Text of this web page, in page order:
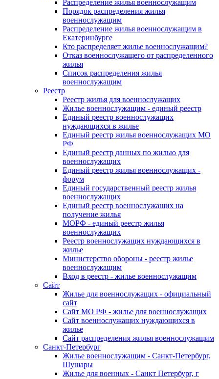
Распределение жилья военнослужащим
Порядок распределения жилья
военнослужащим
Распределение жилья военнослужащим в
Екатеринбурге
Кто распределяет жилье военнослужащим?
Отказ военнослужащего от распределенного
жилья
Список распределения жилья
военнослужащим
Реестр
Реестр жилья для военнослужащих
Жилье военнослужащим - единый реестр
Единый реестр военнослужащих
нуждающихся в жилье
Единый реестр жилья военнослужащих МО
РФ
Единый реестр данных по жилью для
военнослужащих
Единый реестр жилья военнослужащих -
форум
Единый государственный реестр жилья
военнослужащих
Единый реестр военнослужащих на
получение жилья
МОРФ - единый реестр жилья
военнослужащих
Реестр военнослужащих нуждающихся в
жилье
Министерство обороны - реестр жилье
военнослужащим
Вход в реестр - жилье военнослужащим
Сайт
Жилье для военнослужащих - официальный
сайт
Сайт МО РФ - жилье для военнослужащих
Сайт военнослужащих нуждающихся в
жилье
Сайт распределения жилья военнослужащим
Санкт-Петербург
Жилье военнослужащим - Санкт-Петербург,
Шушары
Жилье для военных - Санкт Петербург, г